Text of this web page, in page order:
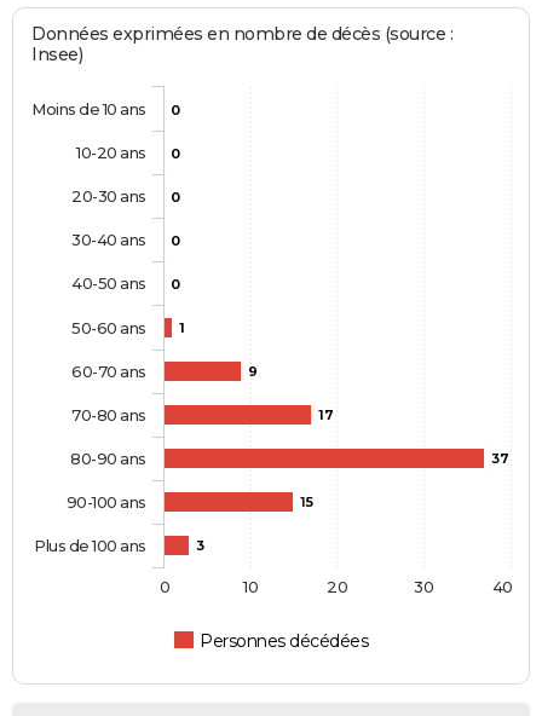
Données exprimées en nombre de décès (source :
Insee)
0
0
0
0
0
1
9
17
37
15
3
Personnes décédées
Moins de 10 ans
10-20 ans
20-30 ans
30-40 ans
40-50 ans
50-60 ans
60-70 ans
70-80 ans
80-90 ans
90-100 ans
Plus de 100 ans
0 10 20 30 40